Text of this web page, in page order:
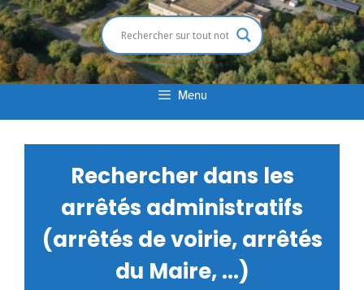
Menu
Rechercher dans les
arrêtés administratifs
(arrêtés de voirie, arrêtés
du Maire, ...)